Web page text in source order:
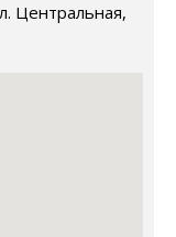
Центральная,